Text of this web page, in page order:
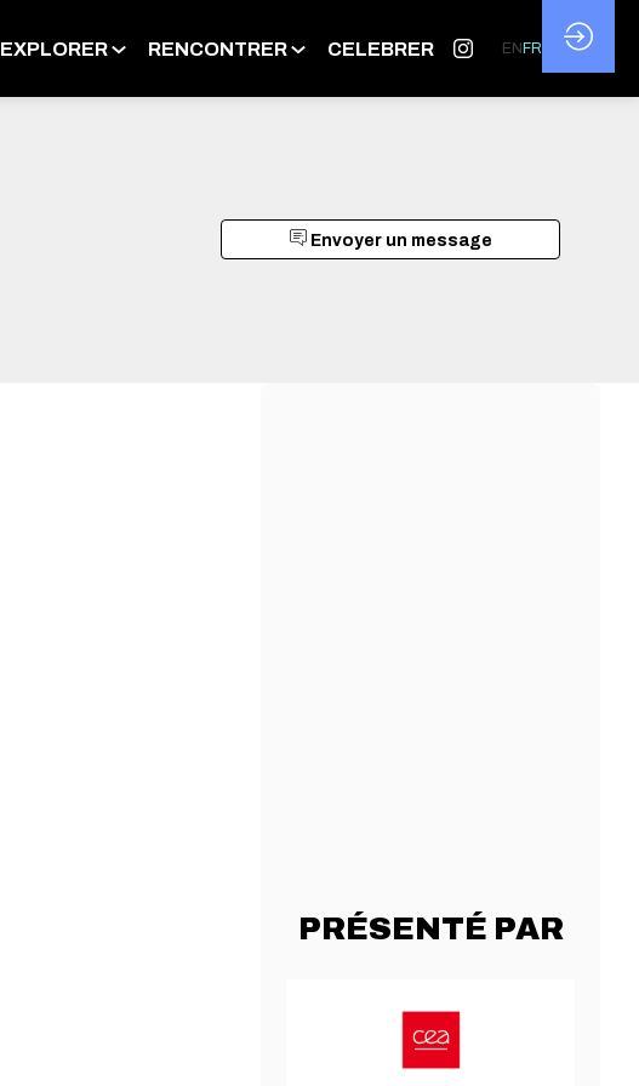
EXPLORER RENCONTRER CELEBRER EN FR
Envoyer un message
PRÉSENTÉ PAR